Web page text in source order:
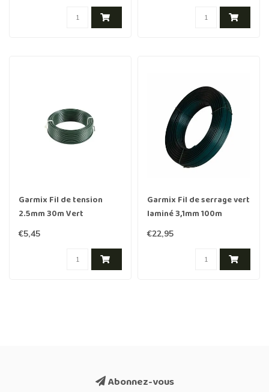
Garmix Fil de tension
2.5mm 30m Vert
€5,45
Garmix Fil de serrage vert
laminé 3,1mm 100m
€22,95
Abonnez-vous